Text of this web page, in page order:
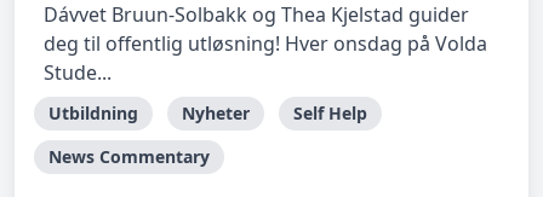
Dávvet Bruun-Solbakk og Thea Kjelstad guider
deg til offentlig utløsning! Hver onsdag på Volda
Stude...
Utbildning Nyheter
Self Help
News Commentary